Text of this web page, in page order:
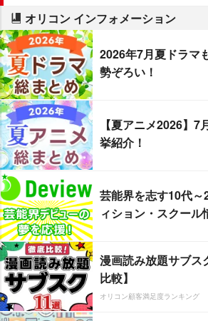
オリコン インフォメーション
2026年7月夏ドラマ
勢ぞろい！
【夏アニメ2026】
挙紹介！
芸能界を志す10代
ィション・スクー
漫画読み放題サブス
比較】
オリコン顧客満足度ランキング